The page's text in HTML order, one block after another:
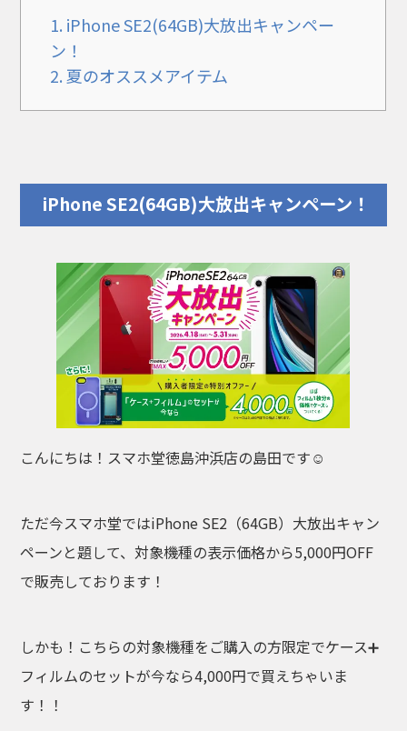
1. iPhone SE2(64GB)大放出キャンペー
ン！
2.夏のオススメアイテム
iPhone SE2(64GB)大放出キャンペーン ！
こんにちは！スマホ堂徳島沖浜店の島田です☺️
ただ今スマホ堂ではiPhone SE2（64GB）大放出キャン
ペーンと題して、対象機種の表示価格から5,000円OFF
で販売しております！
しかも！こちらの対象機種をご購入の方限定でケース➕
フィルムのセットが今なら4,000円で買えちゃいま
す！！